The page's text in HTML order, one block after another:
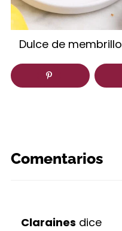
Dulce de membrillo
Comentarios
Claraines dice